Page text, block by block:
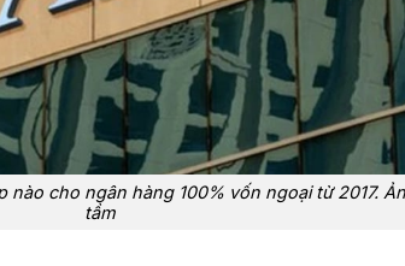
nào cho ngân hàng 100% vốn ngoại từ 2017.
tầm